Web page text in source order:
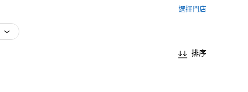
選擇門店
排序